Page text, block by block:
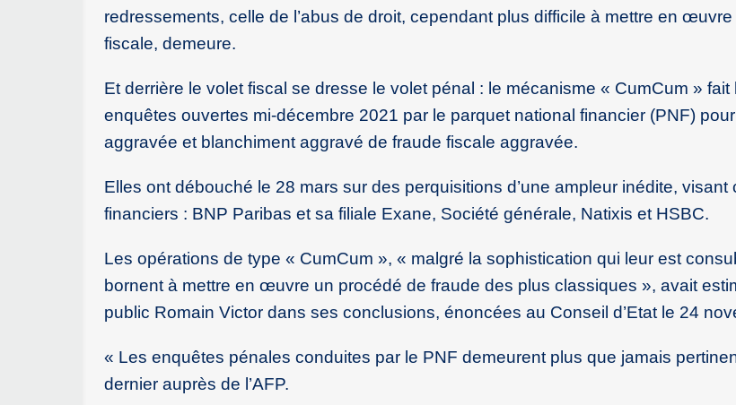
redressements, celle de l’abus de droit, cependant plus difficile à mettre en œuvre
fiscale, demeure.
Et derrière le volet fiscal se dresse le volet pénal : le mécanisme « CumCum » fait
enquêtes ouvertes mi-décembre 2021 par le parquet national financier (PNF)
aggravée et blanchiment aggravé de fraude fiscale aggravée.
Elles ont débouché le 28 mars sur des perquisitions d’une ampleur inédite, visant
financiers : BNP Paribas et sa filiale Exane, Société générale, Natixis et HSBC.
Les opérations de type « CumCum », « malgré la sophistication qui leur est
bornent à mettre en œuvre un procédé de fraude des plus classiques », avait
public Romain Victor dans ses conclusions, énoncées au Conseil d’Etat le 24
« Les enquêtes pénales conduites par le PNF demeurent plus que jamais
dernier auprès de l’AFP.